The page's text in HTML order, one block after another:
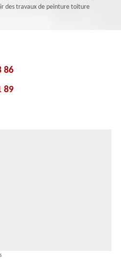
des travaux de peinture toiture
86
89